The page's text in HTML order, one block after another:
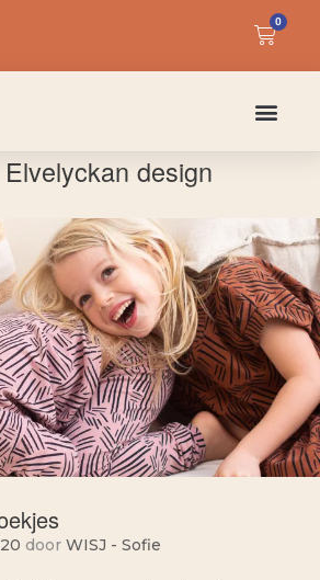
0
Elvelyckan design
door WISJ - Sofie